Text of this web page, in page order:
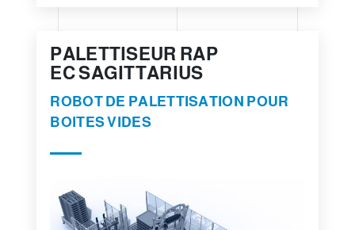
PALETTISEUR RAP
EC SAGITTARIUS
ROBOT DE PALETTISATION POUR
BOITES VIDES